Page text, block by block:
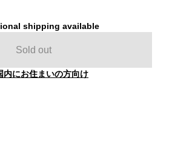
shipping available
Sold out
内にお住まいの方向け